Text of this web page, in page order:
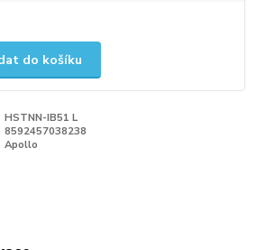
do košíku
HSTNN-IB51 L
8592457038238
Apollo